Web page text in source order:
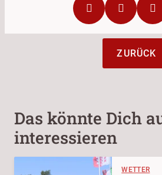
ZURÜCK
Das könnte Dich
interessieren
WETTER